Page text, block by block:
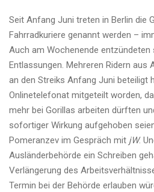
Seit Anfang Juni treten in Berlin die
Fahrradkuriere genannt werden –
Auch am Wochenende entzündeten
Entlassungen. Mehreren Ridern aus
an den Streiks Anfang Juni beteiligt
Onlinetelefonat mitgeteilt worden,
mehr bei Gorillas arbeiten dürften
sofortiger Wirkung aufgehoben
Pomeranzev im Gespräch mit jW.
Ausländerbehörde ein Schreiben
Verlängerung des
Termin bei der Behörde erlauben